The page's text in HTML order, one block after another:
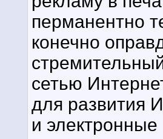
перманентно
конечно
сетью
для развития
и